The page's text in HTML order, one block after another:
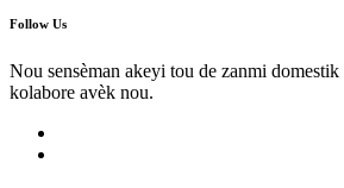
Follow Us
Nou sensèman akeyi tou de zanmi
kolabore avèk nou.